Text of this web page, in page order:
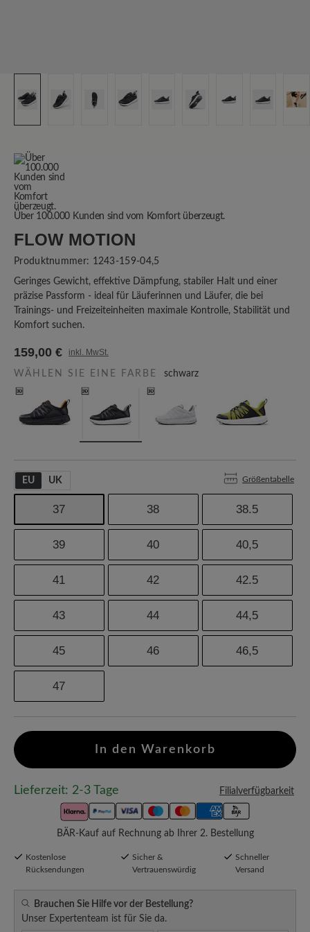
Über 100.000 Kunden sind vom Komfort überzeugt.
FLOW MOTION
Produktnummer: 1243-159-04,5
Geringes Gewicht, effektive Dämpfung, stabiler Halt und einer
präzise Passform - ideal für Läuferinnen und Läufer, die bei
Trainings- und Freizeiteinheiten maximale Kontrolle, Stabilität und
Komfort suchen.
159,00 € inkl. MwSt.
WÄHLEN SIE EINE FARBE schwarz
EU UK Größentabelle
37 38 38.5
39 40 40,5
41 42 42.5
43 44 44,5
45 46 46,5
47
In den Warenkorb
Lieferzeit: 2-3 Tage Filialverfügbarkeit
BÄR-Kauf auf Rechnung ab Ihrer 2. Bestellung
Kostenlose
Rücksendungen
Sicher &
Vertrauenswürdig
Schneller
Versand
Brauchen Sie Hilfe vor der Bestellung?
Unser Expertenteam ist für Sie da.